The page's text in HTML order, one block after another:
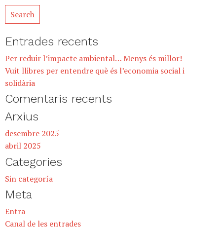
Entrades recents
Per reduir l’impacte ambiental… Menys és millor!
Vuit llibres per entendre què és l’economia social i
solidària
Comentaris recents
Arxius
desembre 2025
abril 2025
Categories
Sin categoría
Meta
Entra
Canal de les entrades